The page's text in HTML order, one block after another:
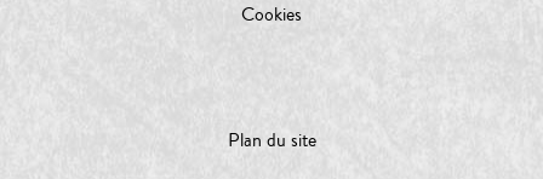
Cookies
Plan du site